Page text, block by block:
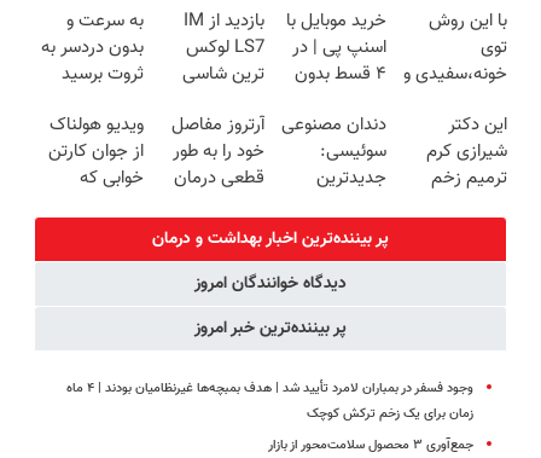
ساخت!!!
کننده خانگی
با این روش
توی
خونه،سفیدی و
برگردون
(40%off)
خرید موبایل با
اسنپ پی | در
۴ قسط بدون
بازدید از IM
LS7 لوکس
ترین شاسی
در باشگاه
انقلاب
به سرعت و
بدون دردسر به
ثروت برسید
رایگان
پولسازی)
این دکتر
شیرازی کرم
ترمیم زخم
دندان مصنوعی
سوئیسی:
جدیدترین
سبک و مقاوم |
پرداخت قسطی
آرتروز مفاصل
خود را به طور
قطعی درمان
◗پرسش‌نامه◖
ویدیو هولناک
از جوان کارتن
خوابی که
پر بیننده‌ترین اخبار بهداشت و درمان
دیدگاه خوانندگان امروز
پر بیننده‌ترین خبر امروز
وجود فسفر در بمباران لامرد تأیید شد | هدف بمبچه‌ها غیرنظامیان بودند | ۴ ماه
زمان برای یک زخم ترکش کوچک
جمع‌آوری ۳ محصول سلامت‌محور از بازار